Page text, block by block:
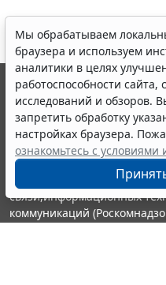
Мы обрабатываем
браузера и используем
аналитики в целях
работоспособности сайта,
исследований и обзоров.
запретить обработку
настройках браузера.
ознакомьтесь с условиями
© ООО "НПП "ГАРАНТ-
выпускается с 1990 года.
являются участниками
информации ГАРАНТ.
Портал ГАРАНТ.РУ
издания Федеральной
связи,информационных
коммуникаций